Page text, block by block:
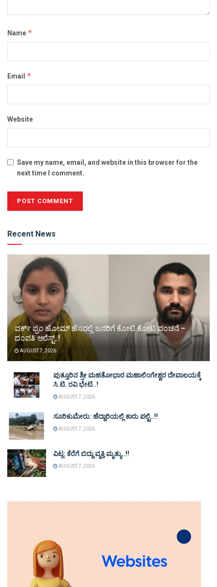
Name *
Email *
Website
Save my name, email, and website in this browser for the
next time I comment.
Recent News
ವರ್ಕ್ ಫ್ರಂ ಹೋಮ್ ಹೆಸರಲ್ಲಿ ಜನರಿಗೆ ಕೋಟಿ ಕೋಟಿ ವಂಚನೆ –
ದಂಪತಿ ಅರೆಸ್ಟ್..!
AUGUST 7, 2026
ಪುತ್ತೂರಿನ ಶ್ರೀ ಮಹತೋಭಾರ ಮಹಾಲಿಂಗೇಶ್ವರ ದೇವಾಲಯಕ್ಕೆ
ಸಿ.ಟಿ. ರವಿ ಭೇಟಿ..!
AUGUST 7, 2026
ಸೂರಿಕುಮೇರು: ಹೆದ್ದಾರಿಯಲ್ಲಿ ಕಾರು ಪಲ್ಟಿ..!!
AUGUST 7, 2026
ವಿಟ್ಲ: ಕೆರೆಗೆ ಬಿದ್ದು ವ್ಯಕ್ತಿ ಮೃತ್ಯು..!!
AUGUST 7, 2026